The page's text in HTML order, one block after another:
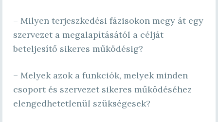
– Milyen terjeszkedési fázisokon megy át egy
szervezet a megalapításától a célját
beteljesítő sikeres működésig?
– Melyek azok a funkciók, melyek minden
csoport és szervezet sikeres működéséhez
elengedhetetlenül szükségesek?